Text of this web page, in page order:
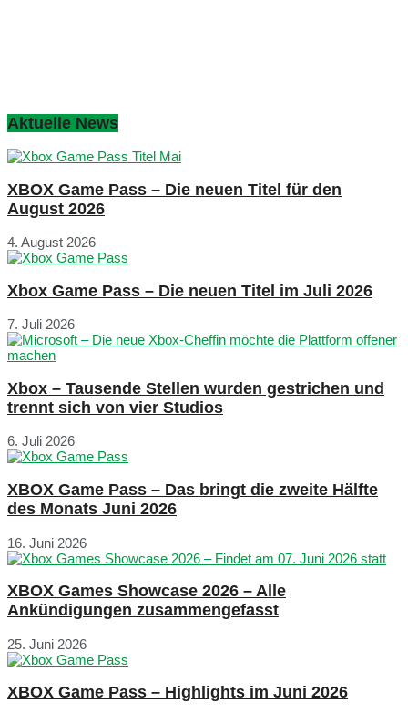
Aktuelle News
XBOX Game Pass – Die neuen Titel für den
August 2026
4. August 2026
Xbox Game Pass – Die neuen Titel im Juli 2026
7. Juli 2026
Xbox – Tausende Stellen wurden gestrichen und
trennt sich von vier Studios
6. Juli 2026
XBOX Game Pass – Das bringt die zweite Hälfte
des Monats Juni 2026
16. Juni 2026
XBOX Games Showcase 2026 – Alle
Ankündigungen zusammengefasst
25. Juni 2026
XBOX Game Pass – Highlights im Juni 2026